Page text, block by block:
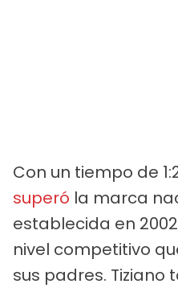
Con un tiempo de
superó la marca
establecida en
nivel competitivo
sus padres.